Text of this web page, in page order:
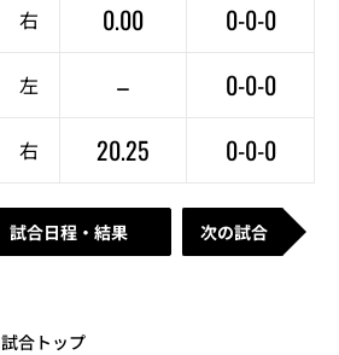
右 0.00 0-0-0
左 – 0-0-0
右 20.25 0-0-0
試合日程・結果 次の試合
試合トップ